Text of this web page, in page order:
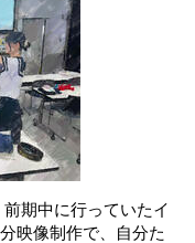
期中に行っていたイ
映像制作で、自分た